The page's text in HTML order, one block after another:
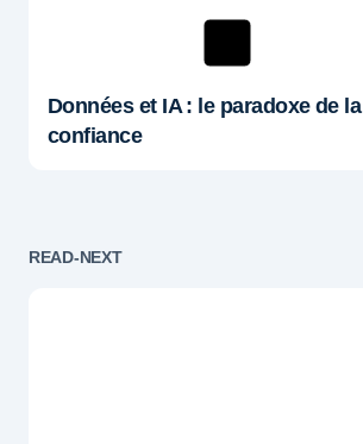
Données et IA : le paradoxe de la
confiance
READ-NEXT